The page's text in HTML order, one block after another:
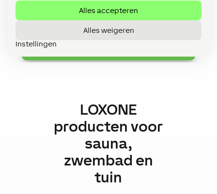
Alles accepteren
Alles weigeren
Instellingen
Meer functies
LOXONE
producten voor
sauna,
zwembad en
tuin